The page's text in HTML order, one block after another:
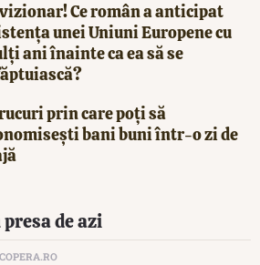
vizionar! Ce român a anticipat
unei Uniuni Europene cu
ani înainte ca ea să se
prin care poți să
bani buni într-o zi de
de azi